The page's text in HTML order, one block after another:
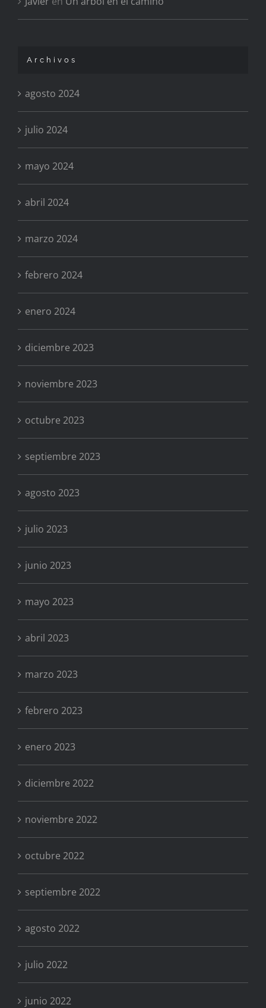
Archivos
agosto 2024
julio 2024
mayo 2024
abril 2024
marzo 2024
febrero 2024
enero 2024
diciembre 2023
noviembre 2023
octubre 2023
septiembre 2023
agosto 2023
julio 2023
junio 2023
mayo 2023
abril 2023
marzo 2023
febrero 2023
enero 2023
diciembre 2022
noviembre 2022
octubre 2022
septiembre 2022
agosto 2022
julio 2022
junio 2022